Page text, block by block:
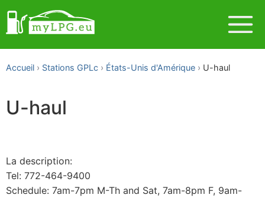
Accueil Stations GPLc États-Unis d'Amérique U-haul
U-haul
La description:
Tel: 772-464-9400
Schedule: 7am-7pm M-Th and Sat, 7am-8pm F, 9am-